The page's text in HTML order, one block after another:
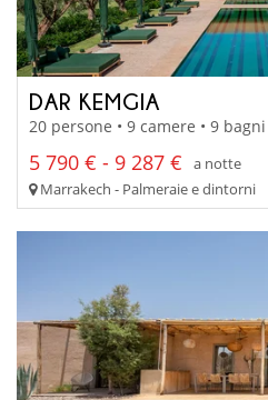
DAR KEMGIA
20 persone • 9 camere • 9 bagni
5 790 € - 9 287 €
a notte
Marrakech - Palmeraie e dintorni